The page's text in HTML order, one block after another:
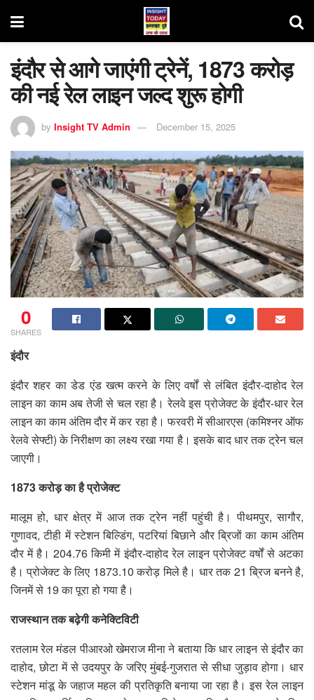
इंदौर से आगे जाएंगी ट्रेनें, 1873 करोड़
की नई रेल लाइन जल्द शुरू होगी
by Insight TV Admin December 15, 2025
0
SHARES
इंदौर
इंदौर शहर का डेड एंड खत्म करने के लिए वर्षों से लंबित इंदौर-दाहोद रेल
लाइन का काम अब तेजी से चल रहा है। रेलवे इस प्रोजेक्ट के इंदौर-धार रेल
लाइन का काम अंतिम दौर में कर रहा है। फरवरी में सीआरएस (कमिश्नर ऑफ
रेलवे सेफ्टी) के निरीक्षण का लक्ष्य रखा गया है। इसके बाद धार तक ट्रेन चल
जाएगी।
1873 करोड़ का है प्रोजेक्ट
मालूम हो, धार क्षेत्र में आज तक ट्रेन नहीं पहुंची है। पीथमपुर, सागौर,
गुणावद, टीही में स्टेशन बिल्डिंग, पटरियां बिछाने और ब्रिजों का काम अंतिम
दौर में है। 204.76 किमी में इंदौर-दाहोद रेल लाइन प्रोजेक्ट वर्षों से अटका
है। प्रोजेक्ट के लिए 1873.10 करोड़ मिले है। धार तक 21 ब्रिज बनने है,
जिनमें से 19 का पूरा हो गया है।
राजस्थान तक बढ़ेगी कनेक्टिविटी
रतलाम रेल मंडल पीआरओ खेमराज मीना ने बताया कि धार लाइन से इंदौर का
दाहोद, छोटा में से उदयपुर के जरिए मुंबई-गुजरात से सीधा जुड़ाव होगा। धार
स्टेशन मांडू के जहाज महल की प्रतिकृति बनाया जा रहा है। इस रेल लाइन